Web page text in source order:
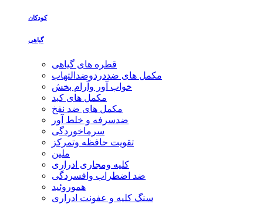
کودکان
گیاهی
قطره های گیاهی
مکمل های ضددردوضدالتهاب
خواب آور وآرام بخش
مکمل های کبد
مکمل های ضد نفخ
ضدسرفه و خلط آور
سرماخوردگی
تقویت حافظه وتمرکز
ملین
کلیه ومجاری ادراری
ضد اضطراب وافسردگی
هموروئید
سنگ کلیه و عفونت ادراری